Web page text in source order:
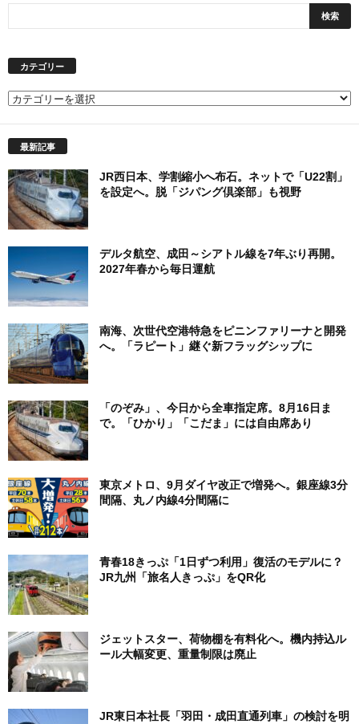
カテゴリー
カ
最新記事
JR西日本、学割縮小へ布石。ネットで「U22割」
を設定へ。脱「ジパング倶楽部」も視野
デルタ航空、成田～シアトル線を7年ぶり再開。
2027年春から毎日運航
南海、次世代空港特急をピニンファリーナと開発
へ。「ラピート」継ぐ新フラッグシップに
「のぞみ」、今日から全車指定席。8月16日ま
で。「ひかり」「こだま」には自由席あり
東京メトロ、9月ダイヤ改正で増発へ。銀座線3分
間隔、丸ノ内線4分間隔に
青春18きっぷ「1日ずつ利用」復活のモデルに？
JR九州「旅名人きっぷ」をQR化
ジェットスター、荷物棚を有料化へ。機内持込ル
ール大幅変更、重量制限は廃止
JR東日本社長「羽田・成田直通列車」の検討を明